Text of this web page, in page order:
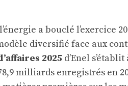
a bouclé l’exercice
diversifié face aux
2025 d’Enel s’établit
milliards enregistrés en